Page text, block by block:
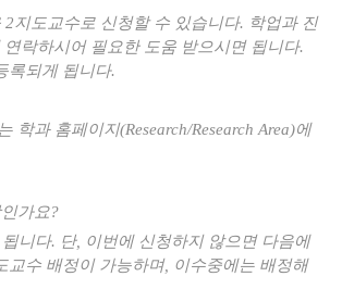
2지도교수로 신청할 수 있습니다. 학업과 진
락하시어 필요한 도움 받으시면 됩니다.
록되게 됩니다.
학과 홈페이지(Research/Research Area)에
가요?
니다. 단, 이번에 신청하지 않으면 다음에
수 배정이 가능하며, 이수중에는 배정해